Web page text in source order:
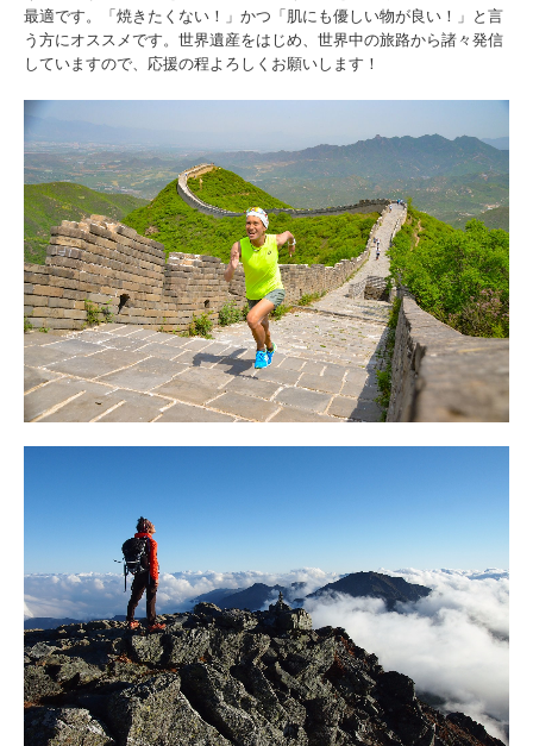
最適です。「焼きたくない！」かつ「肌にも優しい物が良い！」と言
う方にオススメです。世界遺産をはじめ、世界中の旅路から諸々発信
していますので、応援の程よろしくお願いします！